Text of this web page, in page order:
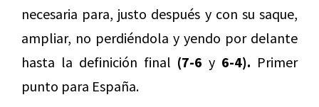
necesaria para, justo después y con su saque,
ampliar, no perdiéndola y yendo por delante
hasta la definición final (7-6 y 6-4). Primer
punto para España.